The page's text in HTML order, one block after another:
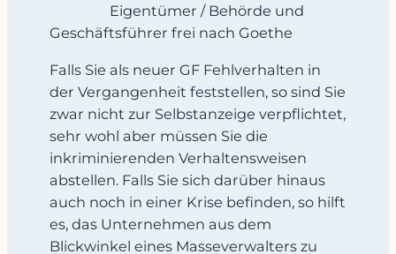
Eigentümer / Behörde und
Geschäftsführer frei nach Goethe
Falls Sie als neuer GF Fehlverhalten in
der Vergangenheit feststellen, so sind Sie
zwar nicht zur Selbstanzeige verpflichtet,
sehr wohl aber müssen Sie die
inkriminierenden Verhaltensweisen
abstellen. Falls Sie sich darüber hinaus
auch noch in einer Krise befinden, so hilft
es, das Unternehmen aus dem
Blickwinkel eines Masseverwalters zu